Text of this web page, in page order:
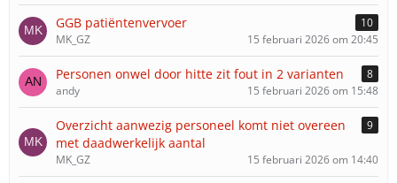
GGB patiëntenvervoer
10
MK_GZ
15 februari 2026 om 20:45
Personen onwel door hitte zit fout in 2 varianten
8
andy
15 februari 2026 om 15:48
Overzicht aanwezig personeel komt niet overeen
met daadwerkelijk aantal
9
MK_GZ 15 februari 2026 om 14:40